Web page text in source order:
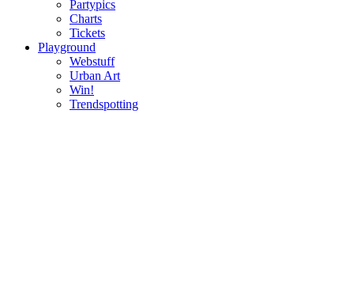
Partypics
Charts
Tickets
Playground
Webstuff
Urban Art
Win!
Trendspotting